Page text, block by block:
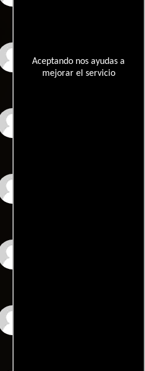
Aceptando nos ayudas a
mejorar el servicio
Chris Nash